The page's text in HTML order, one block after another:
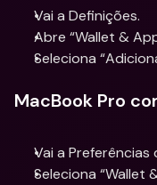
Vai a Definições.
Abre “Wallet &
Seleciona
MacBook Pro
Vai a Preferências
Seleciona “Wallet